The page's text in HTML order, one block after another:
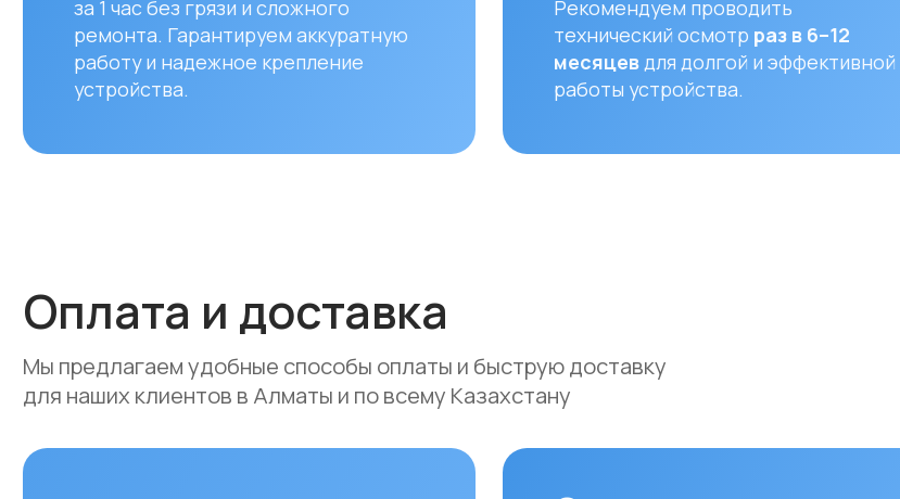
Оплата и доставка
Доставка осуществляется после
полной предоплаты заказа.
следующими способами: